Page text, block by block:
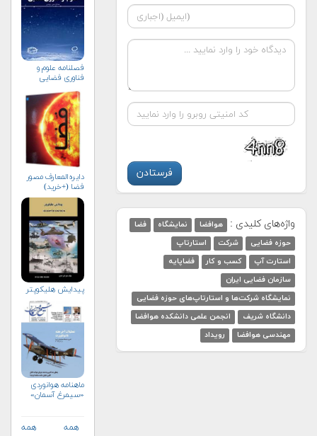
واژه‌های کلیدی : هوافضا نمایشگاه
فضا
حوزه فضایی
شرکت
استارتاپ
استارت آپ
کسب و کار
فضاپایه
سازمان فضایی ایران
نمایشگاه شرکت‌ها و استارتاپ‌های حوزه فضایی
دانشگاه شریف
انجمن علمی دانشکده هوافضا
مهندسی هوافضا
رویداد
فصلنامه علوم و
فناوری فضایی
دایره‌المعارف مصور
فضا (+خرید)
پیدایش هلیکوپتر
ماهنامه هوانوردی
«سیمرغ آسمان»
همه
همه